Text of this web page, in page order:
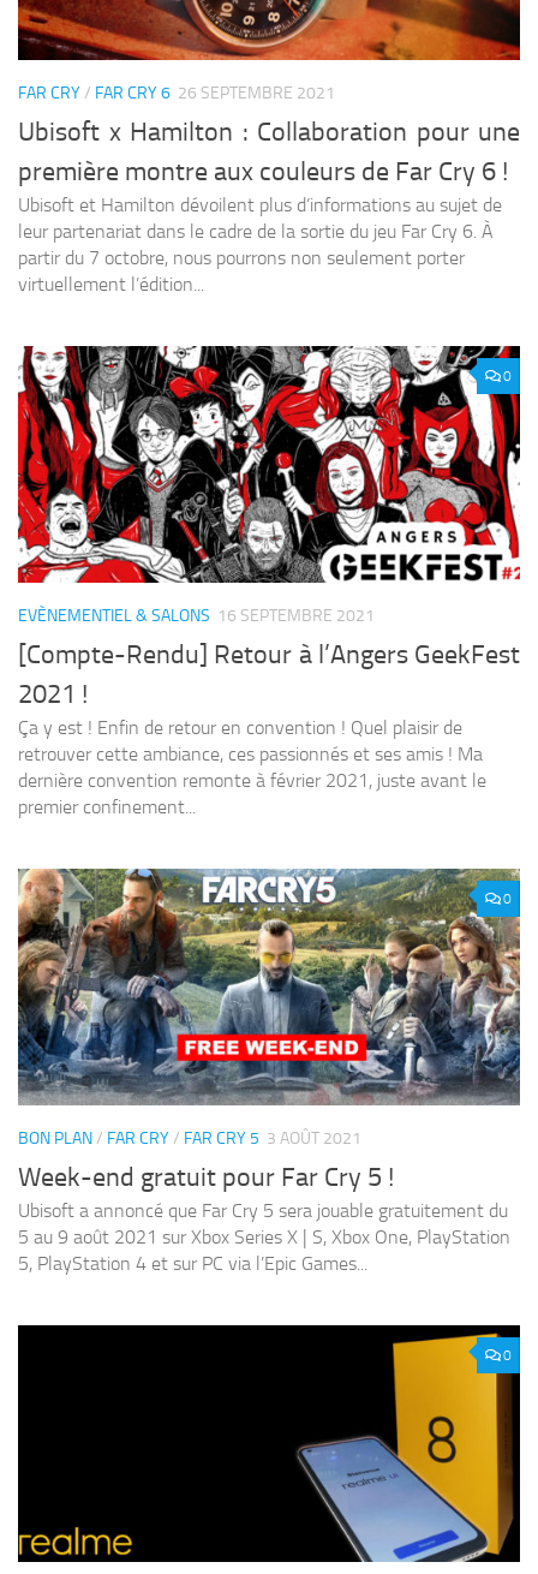
FAR CRY/ FAR CRY 6 26 SEPTEMBRE 2021
Ubisoft x Hamilton : Collaboration pour une
première montre aux couleurs de Far Cry 6 !
Ubisoft et Hamilton dévoilent plus d’informations au sujet de
leur partenariat dans le cadre de la sortie du jeu Far Cry 6. À
partir du 7 octobre, nous pourrons non seulement porter
virtuellement l’édition...
0
EVÈNEMENTIEL & SALONS 16 SEPTEMBRE 2021
[Compte-Rendu] Retour à l’Angers GeekFest
2021 !
Ça y est ! Enfin de retour en convention ! Quel plaisir de
retrouver cette ambiance, ces passionnés et ses amis ! Ma
dernière convention remonte à février 2021, juste avant le
premier confinement...
0
BON PLAN/ FAR CRY/ FAR CRY 5 3 AOÛT 2021
Week-end gratuit pour Far Cry 5 !
Ubisoft a annoncé que Far Cry 5 sera jouable gratuitement du
5 au 9 août 2021 sur Xbox Series X | S, Xbox One, PlayStation
5, PlayStation 4 et sur PC via l’Epic Games...
0